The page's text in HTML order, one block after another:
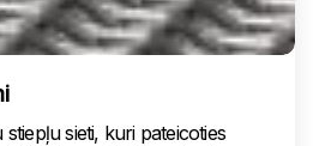
sieti, kuri pateicoties